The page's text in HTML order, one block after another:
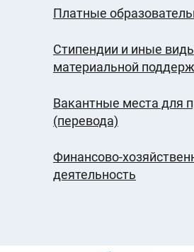
Платные
Стипендии и иные
материальной
Вакантные места для
(перевода)
Финансово-
деятельность